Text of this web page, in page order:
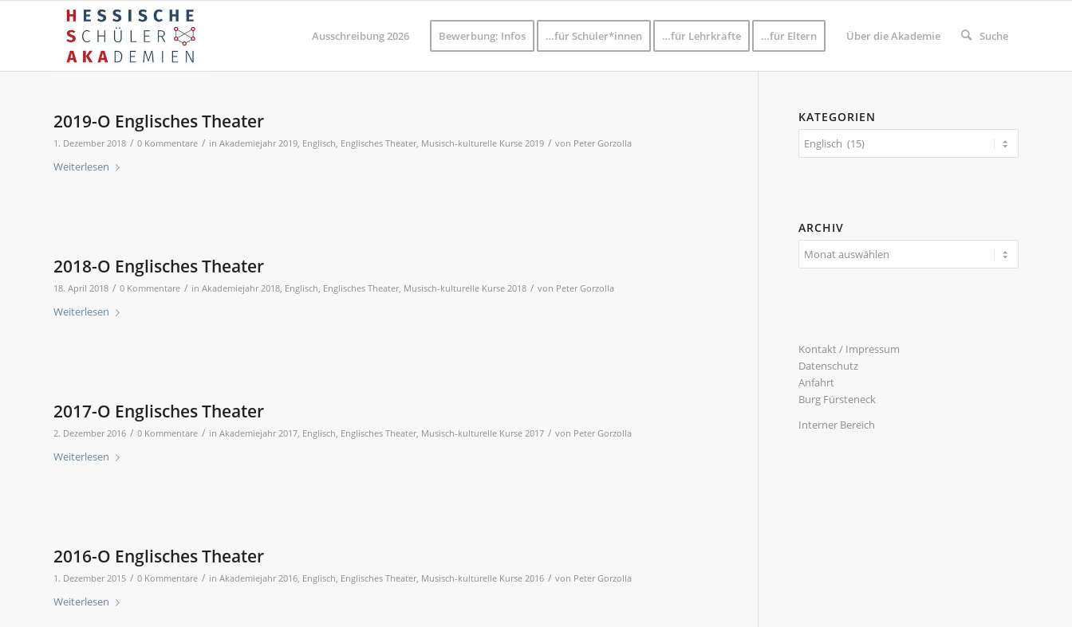
Ausschreibung 2026 Bewerbung: Infos …für Schüler*innen …für Lehrkräfte …für Eltern Über die Akademie Suche
2019-O Englisches Theater
1. Dezember 2018 / 0 Kommentare / in Akademiejahr 2019, Englisch, Englisches Theater, Musisch-kulturelle Kurse 2019 / von Peter Gorzolla
Weiterlesen
2018-O Englisches Theater
18. April 2018 / 0 Kommentare / in Akademiejahr 2018, Englisch, Englisches Theater, Musisch-kulturelle Kurse 2018 / von Peter Gorzolla
Weiterlesen
2017-O Englisches Theater
2. Dezember 2016 / 0 Kommentare / in Akademiejahr 2017, Englisch, Englisches Theater, Musisch-kulturelle Kurse 2017 / von Peter Gorzolla
Weiterlesen
2016-O Englisches Theater
1. Dezember 2015 / 0 Kommentare / in Akademiejahr 2016, Englisch, Englisches Theater, Musisch-kulturelle Kurse 2016 / von Peter Gorzolla
Weiterlesen
KATEGORIEN
Kategorien
ARCHIV
Kontakt / Impressum
Datenschutz
Anfahrt
Burg Fürsteneck
Interner Bereich